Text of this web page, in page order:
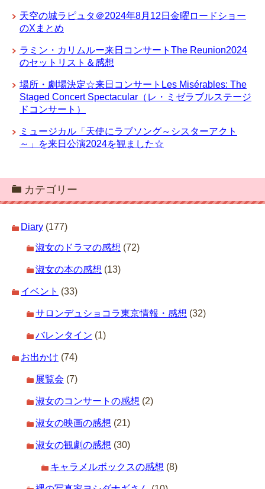
天空の城ラピュタ＠2024年8月12日金曜ロードショー
のXまとめ
ラミン・カリムルー来日コンサートThe Reunion2024
のセットリスト＆感想
場所・劇場決定☆来日コンサートLes Misérables: The
Staged Concert Spectacular（レ・ミゼラブルステージ
ドコンサート）
ミュージカル「天使にラブソング～シスターアクト
～」を来日公演2024を観ました☆
カテゴリー
Diary (177)
淑女のドラマの感想 (72)
淑女の本の感想 (13)
イベント (33)
サロンデュショコラ東京情報・感想 (32)
バレンタイン (1)
お出かけ (74)
展覧会 (7)
淑女のコンサートの感想 (2)
淑女の映画の感想 (21)
淑女の観劇の感想 (30)
キャラメルボックスの感想 (8)